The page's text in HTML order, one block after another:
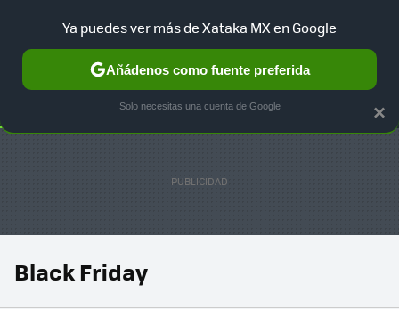
SELECCIÓN GAMING HOME AUTO TERRITORIO
Black Friday
×
Ya puedes ver más de Xataka MX en Google
Añádenos como fuente preferida
Solo necesitas una cuenta de Google